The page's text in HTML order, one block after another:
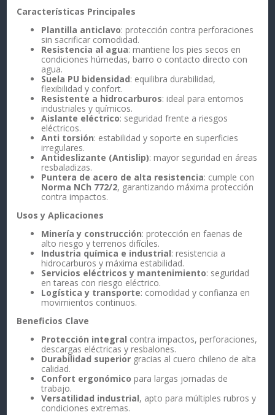
Características Principales
Plantilla anticlavo: protección contra perforaciones
sin sacrificar comodidad.
Resistencia al agua: mantiene los pies secos en
condiciones húmedas, barro o contacto directo con
agua.
Suela PU bidensidad: equilibra durabilidad,
flexibilidad y confort.
Resistente a hidrocarburos: ideal para entornos
industriales y químicos.
Aislante eléctrico: seguridad frente a riesgos
eléctricos.
Anti torsión: estabilidad y soporte en superficies
irregulares.
Antideslizante (Antislip): mayor seguridad en áreas
resbaladizas.
Puntera de acero de alta resistencia: cumple con
Norma NCh 772/2, garantizando máxima protección
contra impactos.
Usos y Aplicaciones
Minería y construcción: protección en faenas de
alto riesgo y terrenos difíciles.
Industria química e industrial: resistencia a
hidrocarburos y máxima estabilidad.
Servicios eléctricos y mantenimiento: seguridad
en tareas con riesgo eléctrico.
Logística y transporte: comodidad y confianza en
movimientos continuos.
Beneficios Clave
Protección integral contra impactos, perforaciones,
descargas eléctricas y resbalones.
Durabilidad superior gracias al cuero chileno de alta
calidad.
Confort ergonómico para largas jornadas de
trabajo.
Versatilidad industrial, apto para múltiples rubros y
condiciones extremas.